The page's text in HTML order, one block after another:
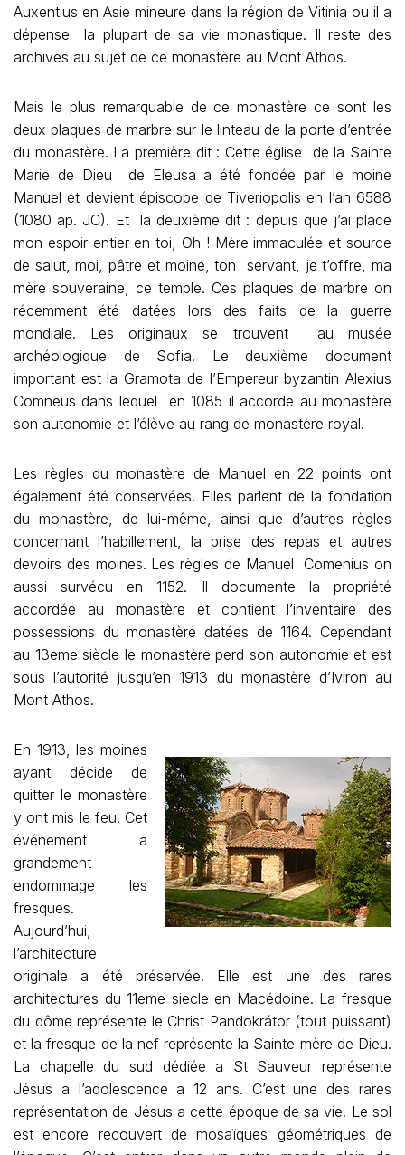
Auxentius en Asie mineure dans la région de Vitinia ou il a
dépense la plupart de sa vie monastique. Il reste des
archives au sujet de ce monastère au Mont Athos.
Mais le plus remarquable de ce monastère ce sont les
deux plaques de marbre sur le linteau de la porte d’entrée
du monastère. La première dit : Cette église de la Sainte
Marie de Dieu de Eleusa a été fondée par le moine
Manuel et devient épiscope de Tiveriopolis en l’an 6588
(1080 ap. JC). Et la deuxième dit : depuis que j’ai place
mon espoir entier en toi, Oh ! Mère immaculée et source
de salut, moi, pâtre et moine, ton servant, je t’offre, ma
mère souveraine, ce temple. Ces plaques de marbre on
récemment été datées lors des faits de la guerre
mondiale. Les originaux se trouvent au musée
archéologique de Sofia. Le deuxième document
important est la Gramota de l’Empereur byzantin Alexius
Comneus dans lequel en 1085 il accorde au monastère
son autonomie et l’élève au rang de monastère royal.
Les règles du monastère de Manuel en 22 points ont
également été conservées. Elles parlent de la fondation
du monastère, de lui-même, ainsi que d’autres règles
concernant l’habillement, la prise des repas et autres
devoirs des moines. Les règles de Manuel Comenius on
aussi survécu en 1152. Il documente la propriété
accordée au monastère et contient l’inventaire des
possessions du monastère datées de 1164. Cependant
au 13eme siècle le monastère perd son autonomie et est
sous l’autorité jusqu’en 1913 du monastère d’Iviron au
Mont Athos.
En 1913, les moines
ayant décide de
quitter le monastère
y ont mis le feu. Cet
événement a
grandement
endommage les
fresques.
Aujourd’hui,
l’architecture
originale a été préservée. Elle est une des rares
architectures du 11eme siecle en Macédoine. La fresque
du dôme représente le Christ Pandokrátor (tout puissant)
et la fresque de la nef représente la Sainte mère de Dieu.
La chapelle du sud dédiée a St Sauveur représente
Jésus a l’adolescence a 12 ans. C’est une des rares
représentation de Jésus a cette époque de sa vie. Le sol
est encore recouvert de mosaïques géométriques de